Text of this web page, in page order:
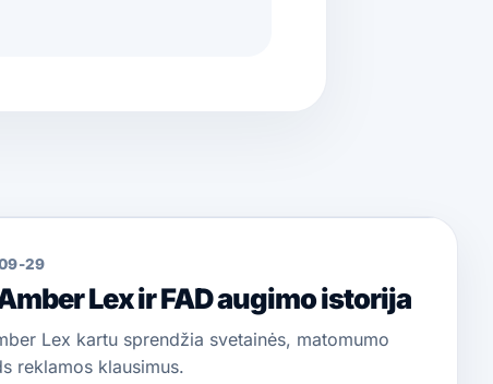
29
Lex ir FAD augimo istorija
Lex kartu sprendžia svetainės, matomumo
reklamos klausimus.